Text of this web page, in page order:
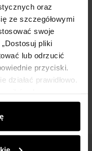
oraz
ze szczegółowymi
swoje
pliki
lub odrzucić
przyciski.
prawidłowo.
treści,
informujące o
Informacje o tym,